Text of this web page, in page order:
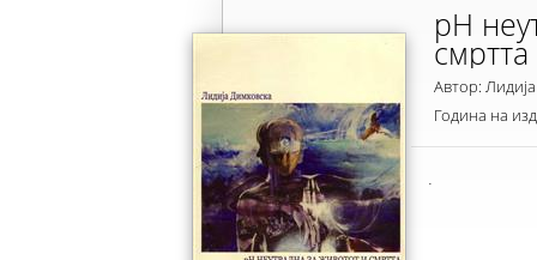
рН
смртта
Автор:
Година на
.